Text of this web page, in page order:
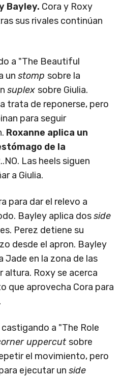
Bayley. Cora y Roxy
sus rivales continúan
a "The Beautiful
un stomp sobre la
suplex sobre Giulia.
trata de reponerse, pero
para seguir
Roxanne aplica un
de la
Las heels siguen
a Giulia.
para dar el relevo a
Bayley aplica dosside
Perez detiene su
desde el apron. Bayley
Jade en la zona de las
altura. Roxy se acerca
que aprovecha Cora para
.
a "The Role
uppercut sobre
el movimiento, pero
ejecutar un side